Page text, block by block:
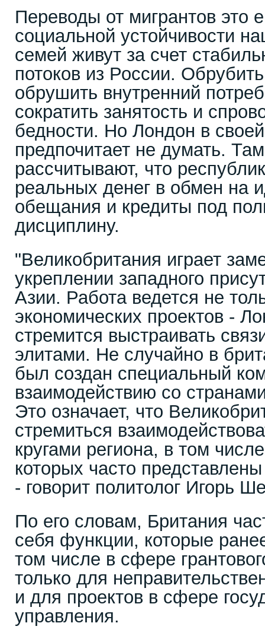
Переводы от мигрантов это
социальной устойчивости
семей живут за счет
потоков из России.
обрушить внутренний
сократить занятость и
бедности. Но Лондон в
предпочитает не думать.
рассчитывают, что
реальных денег в обмен на
обещания и кредиты под
дисциплину.
"Великобритания играет
укреплении западного
Азии. Работа ведется не
экономических проектов -
стремится выстраивать
элитами. Не случайно в
был создан специальный
взаимодействию со
Это означает, что
стремиться
кругами региона, в том
которых часто
- говорит политолог Игорь
По его словам, Британия
себя функции, которые
том числе в сфере
только для
и для проектов в сфере
управления.